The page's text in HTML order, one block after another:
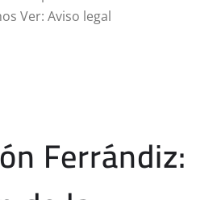
Ver: Aviso legal
Ferrándiz: